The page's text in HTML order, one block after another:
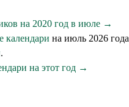
на 2020 год в июле →
календари на июль 2026 года
.
на этот год →